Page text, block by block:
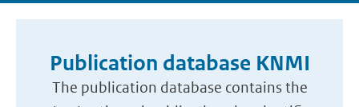
Publication database KNMI
The publication database contains the